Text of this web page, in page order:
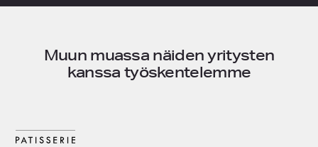
Muun muassa näiden yritysten
kanssa työskentelemme